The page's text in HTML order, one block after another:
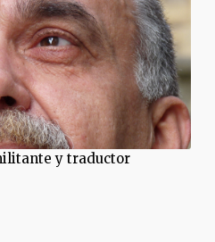
y traductor